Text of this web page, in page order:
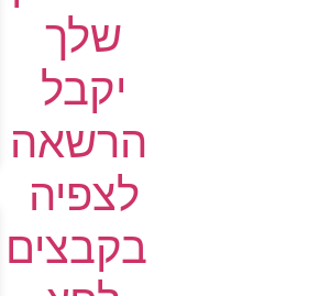
שלך
יקבל
הרשאה
לצפיה
בקבצים